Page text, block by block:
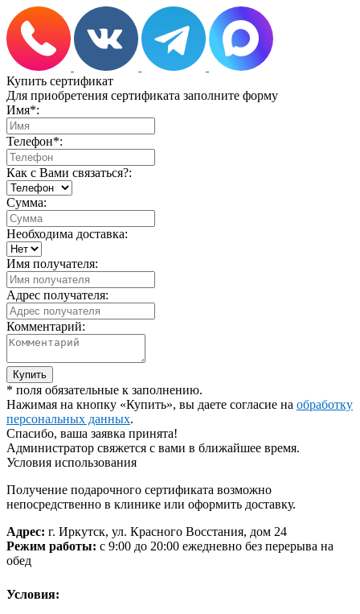
Купить сертификат
Для приобретения сертификата заполните форму
Имя*:
Телефон*:
Как с Вами связаться?:
Сумма:
Необходима доставка:
Имя получателя:
Адрес получателя:
Комментарий:
Купить
* поля обязательные к заполнению.
Нажимая на кнопку «Купить», вы даете согласие на обработку
персональных данных.
Спасибо, ваша заявка принята!
Администратор свяжется с вами в ближайшее время.
Условия использования
Получение подарочного сертификата возможно
непосредственно в клинике или оформить доставку.
Адрес: г. Иркутск, ул. Красного Восстания, дом 24
Режим работы: с 9:00 до 20:00 ежедневно без перерыва на
обед
Условия: